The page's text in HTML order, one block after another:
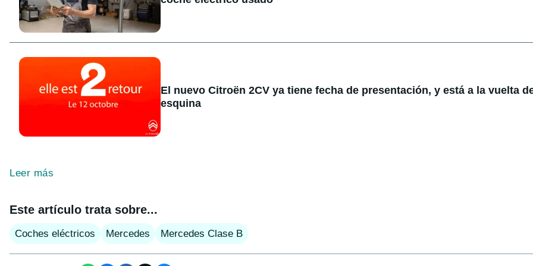
El nuevo Citroën 2CV ya tiene fecha de presentación, y está a la vuelta
esquina
Leer más
Este artículo trata sobre...
Coches eléctricos Mercedes Mercedes Clase B